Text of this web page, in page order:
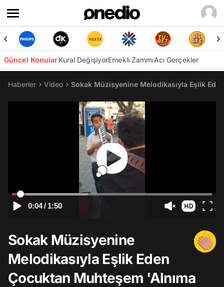
Güncel KonularKural DeğişiyorEmekli ZammıAcı Gerçekler
Haberler Video Sokak Müzisyenine Melodikasıyla Eşlik
0:04/ 1:50
Sokak Müzisyenine
Melodikasıyla Eşlik Eden
Çocuktan Muhteşem 'Alnıma